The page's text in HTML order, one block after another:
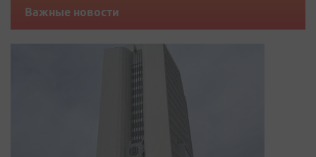
Важные новости